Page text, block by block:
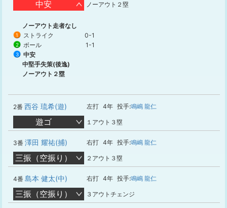
中安 ノーアウト２塁
ノーアウト走者なし
1 ストライク 0-1
2 ボール 1-1
3
中安
中堅手失策(後逸)
ノーアウト２塁
2番 西谷 琉希(遊) 左打 4年 投手:鳴嶋 龍仁
遊ゴ １アウト３塁
3番 澤田 耀祐(捕) 右打 4年 投手:鳴嶋 龍仁
三振（空振り） ２アウト３塁
4番 島本 健太(中) 右打 4年 投手:鳴嶋 龍仁
三振（空振り） ３アウトチェンジ